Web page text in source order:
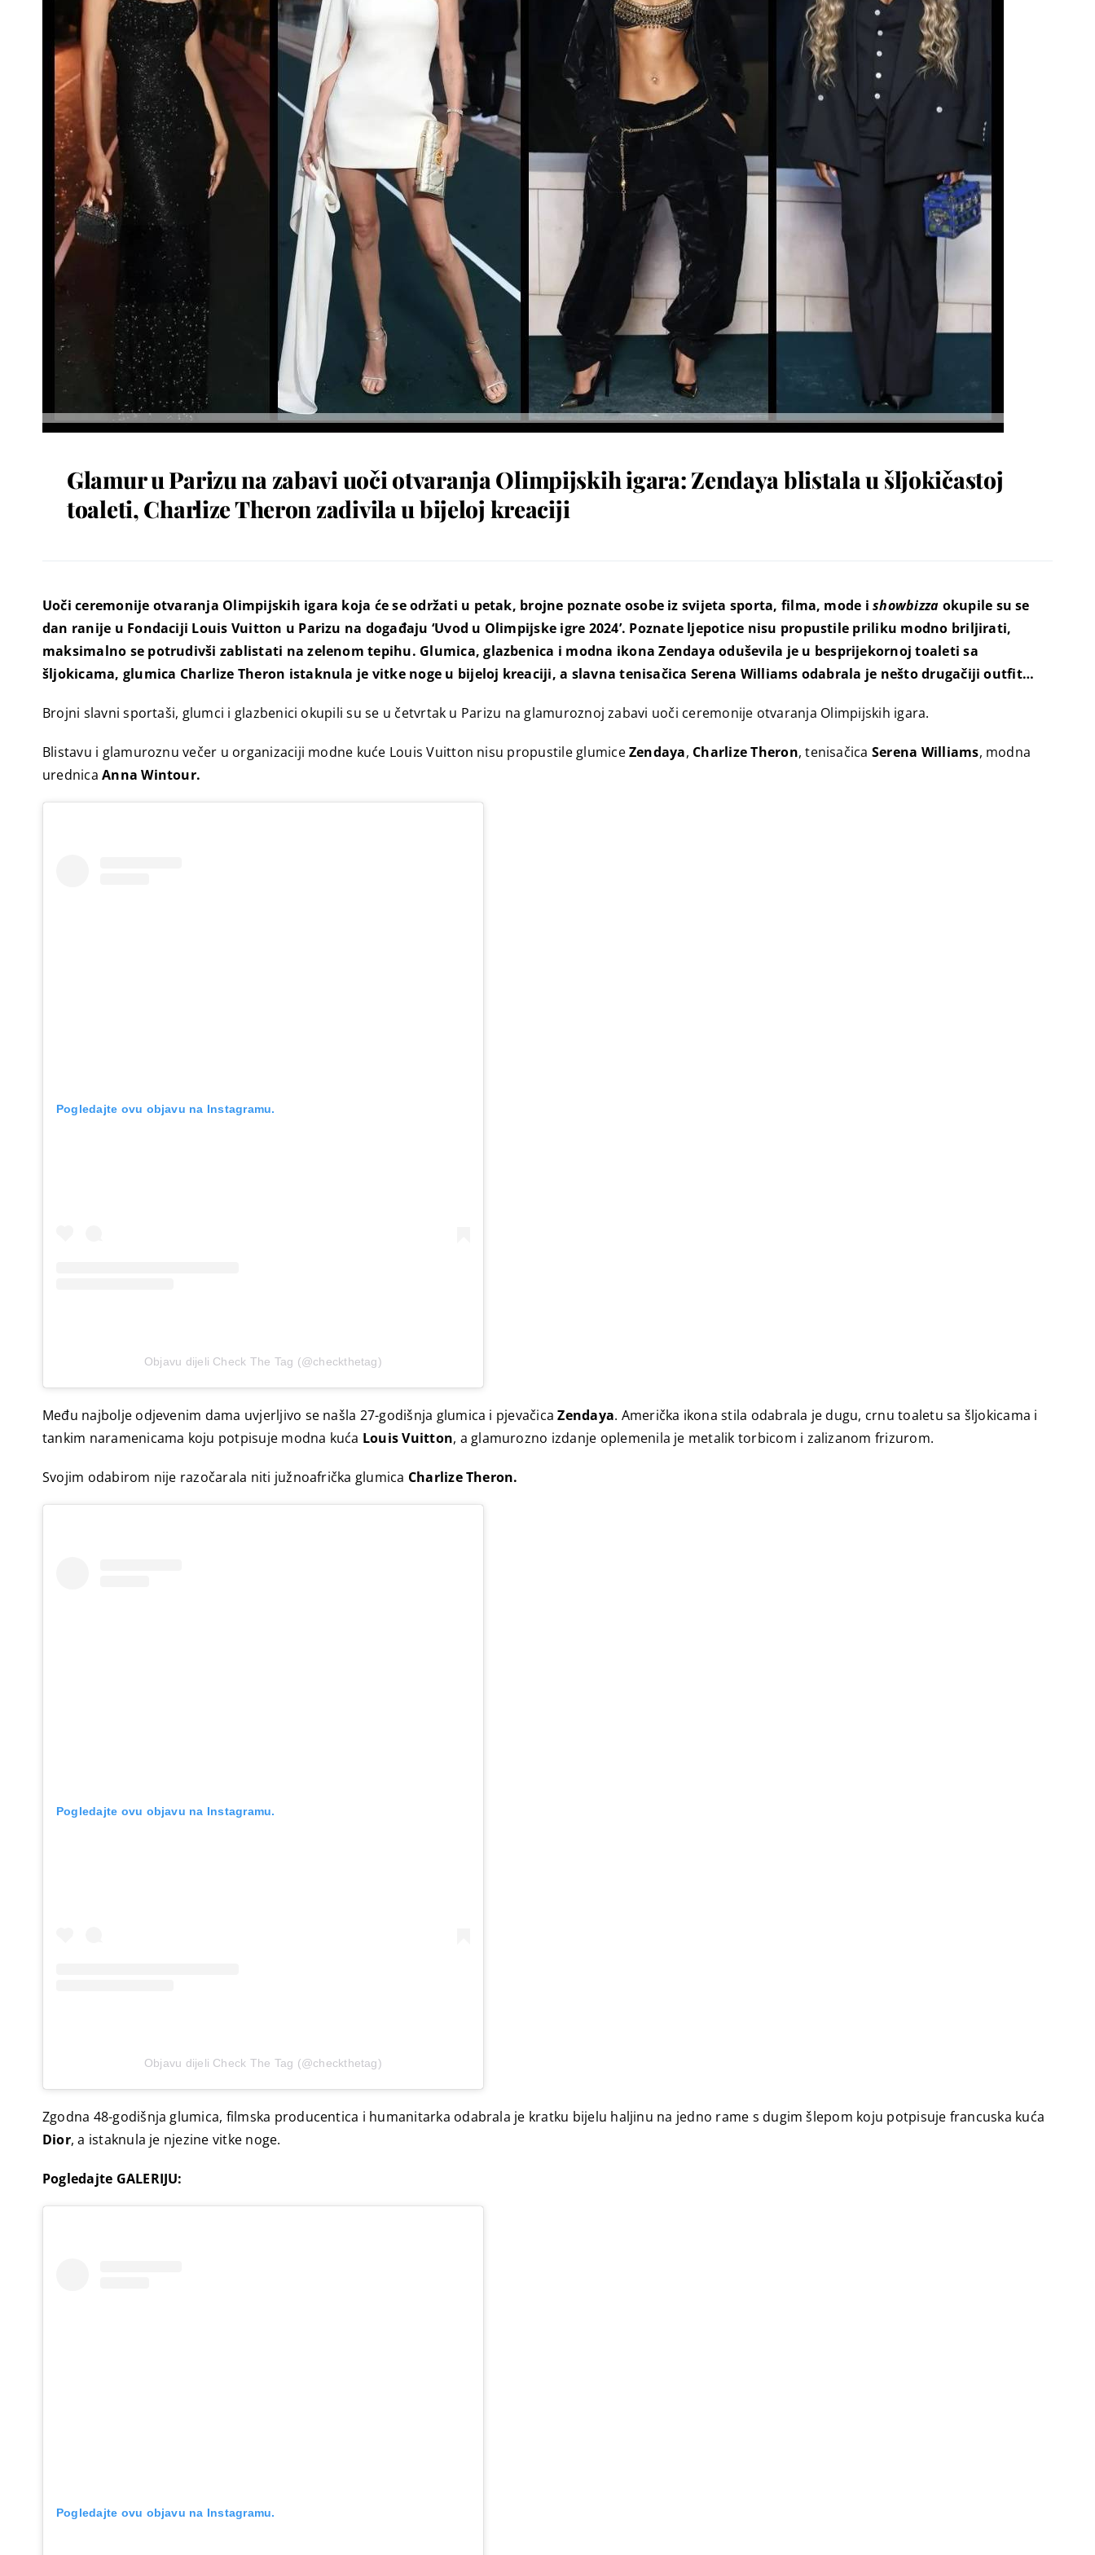
Glamur u Parizu na zabavi uoči otvaranja Olimpijskih igara: Zendaya blistala u šljokičastoj
toaleti, Charlize Theron zadivila u bijeloj kreaciji
Uoči ceremonije otvaranja Olimpijskih igara koja će se održati u petak, brojne poznate osobe iz svijeta sporta, filma, mode ishowbizza okupile su se
dan ranije u Fondaciji Louis Vuitton u Parizu na događaju ‘Uvod u Olimpijske igre 2024’. Poznate ljepotice nisu propustile priliku modno briljirati,
maksimalno se potrudivši zablistati na zelenom tepihu. Glumica, glazbenica i modna ikona Zendaya oduševila je u besprijekornoj toaleti sa
šljokicama, glumica Charlize Theron istaknula je vitke noge u bijeloj kreaciji, a slavna tenisačica Serena Williams odabrala je nešto drugačiji outfit…
Brojni slavni sportaši, glumci i glazbenici okupili su se u četvrtak u Parizu na glamuroznoj zabavi uoči ceremonije otvaranja Olimpijskih igara.
Blistavu i glamuroznu večer u organizaciji modne kuće Louis Vuitton nisu propustile glumiceZendaya, Charlize Theron, tenisačica Serena Williams, modna
urednicaAnna Wintour.
Pogledajte ovu objavu na Instagramu.
Objavu dijeli Check The Tag (@checkthetag)
Među najbolje odjevenim dama uvjerljivo se našla 27-godišnja glumica i pjevačicaZendaya. Američka ikona stila odabrala je dugu, crnu toaletu sa šljokicama i
tankim naramenicama koju potpisuje modna kuća Louis Vuitton, a glamurozno izdanje oplemenila je metalik torbicom i zalizanom frizurom.
Svojim odabirom nije razočarala niti južnoafrička glumica Charlize Theron.
Pogledajte ovu objavu na Instagramu.
Objavu dijeli Check The Tag (@checkthetag)
Zgodna 48-godišnja glumica, filmska producentica i humanitarka odabrala je kratku bijelu haljinu na jedno rame s dugim šlepom koju potpisuje francuska kuća
Dior, a istaknula je njezine vitke noge.
Pogledajte GALERIJU:
Pogledajte ovu objavu na Instagramu.